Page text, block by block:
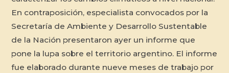
En contraposición, especialista convocados por la
Secretaría de Ambiente y Desarrollo Sustentable
de la Nación presentaron ayer un informe que
pone la lupa sobre el territorio argentino. El informe
fue elaborado durante nueve meses de trabajo por